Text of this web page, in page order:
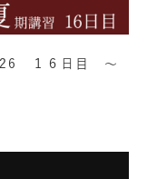
１６日目 ～